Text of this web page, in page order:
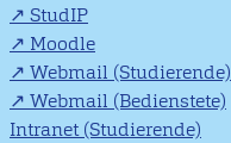
StudIP
Moodle
Webmail (Studierende)
Webmail (Bedienstete)
Intranet (Studierende)